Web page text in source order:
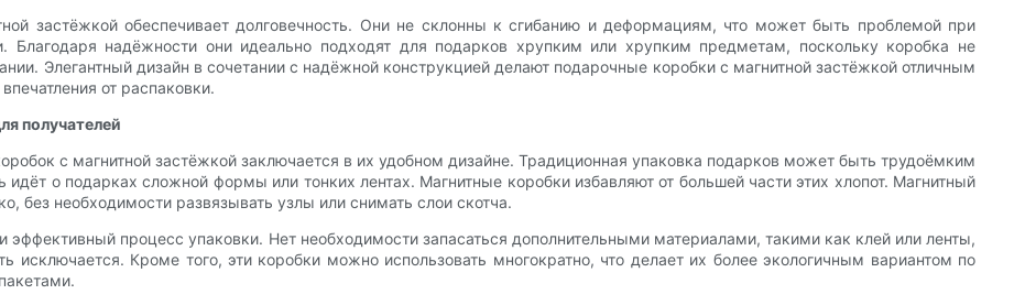
застёжкой обеспечивает долговечность. Они не склонны к сгибанию и деформациям, что может быть проблемой при
Благодаря надёжности они идеально подходят для подарков хрупким или хрупким предметам, поскольку коробка не
Элегантный дизайн в сочетании с надёжной конструкцией делают подарочные коробки с магнитной застёжкой отличным
от распаковки.
получателей
с магнитной застёжкой заключается в их удобном дизайне. Традиционная упаковка подарков может быть трудоёмким
о подарках сложной формы или тонких лентах. Магнитные коробки избавляют от большей части этих хлопот. Магнитный
без необходимости развязывать узлы или снимать слои скотча.
эффективный процесс упаковки. Нет необходимости запасаться дополнительными материалами, такими как клей или ленты,
исключается. Кроме того, эти коробки можно использовать многократно, что делает их более экологичным вариантом по